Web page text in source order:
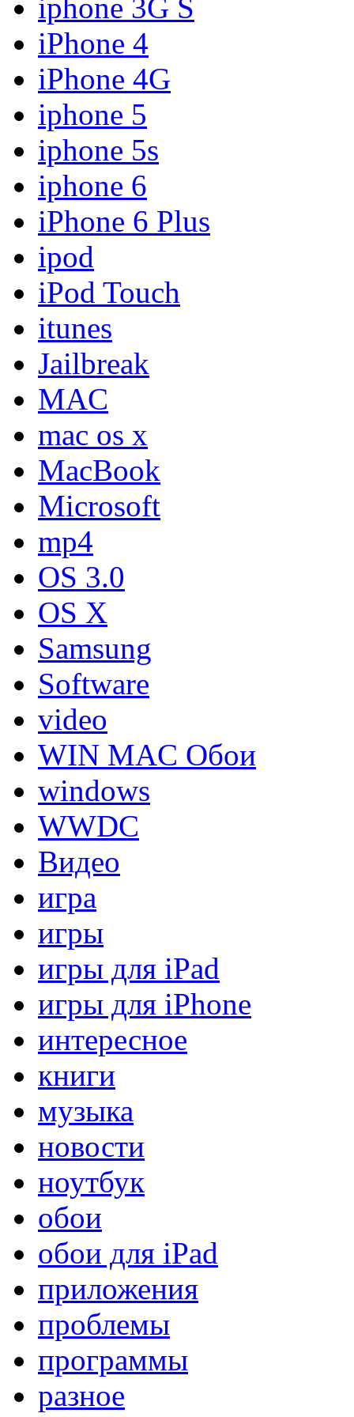
iphone 3G S
iPhone 4
iPhone 4G
iphone 5
iphone 5s
iphone 6
iPhone 6 Plus
ipod
iPod Touch
itunes
Jailbreak
MAC
mac os x
MacBook
Microsoft
mp4
OS 3.0
OS X
Samsung
Software
video
WIN MAC Обои
windows
WWDC
Видео
игра
игры
игры для iPad
игры для iPhone
интересное
книги
музыка
новости
ноутбук
обои
обои для iPad
приложения
проблемы
программы
разное